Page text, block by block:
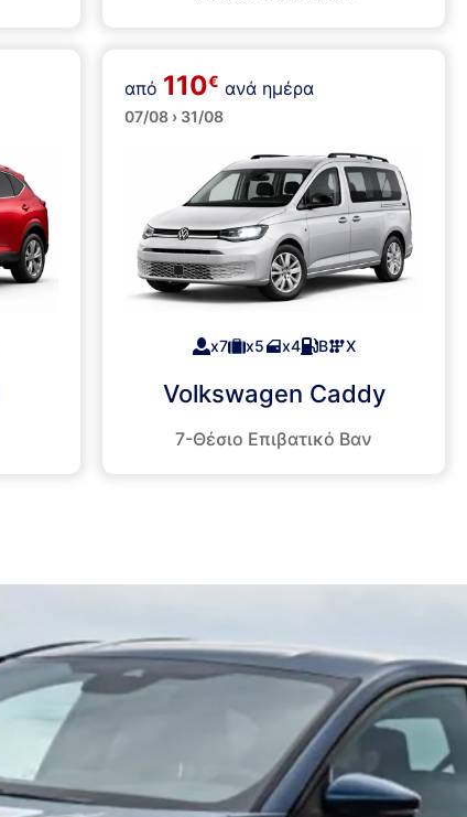
Επιβατικά Βαν
από 110€ ανά ημέρα
07/08 › 31/08
x7 x5 x4 Β Χ
Volkswagen Caddy
7-Θέσιο Επιβατικό Βαν